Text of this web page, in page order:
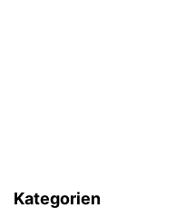
Kategorien